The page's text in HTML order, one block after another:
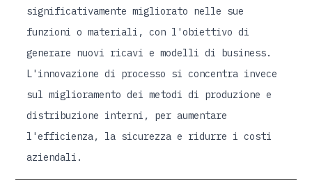
significativamente migliorato nelle sue
funzioni o materiali, con l'obiettivo di
generare nuovi ricavi e modelli di business.
L'innovazione di processo si concentra invece
sul miglioramento dei metodi di produzione e
distribuzione interni, per aumentare
l'efficienza, la sicurezza e ridurre i costi
aziendali.